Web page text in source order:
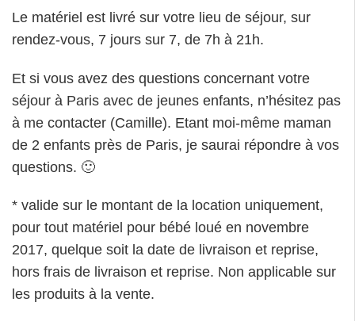
Le matériel est livré sur votre lieu de séjour, sur
rendez-vous, 7 jours sur 7, de 7h à 21h.
Et si vous avez des questions concernant votre
séjour à Paris avec de jeunes enfants, n’hésitez pas
à me contacter (Camille). Etant moi-même maman
de 2 enfants près de Paris, je saurai répondre à vos
questions. 🙂
* valide sur le montant de la location uniquement,
pour tout matériel pour bébé loué en novembre
2017, quelque soit la date de livraison et reprise,
hors frais de livraison et reprise. Non applicable sur
les produits à la vente.